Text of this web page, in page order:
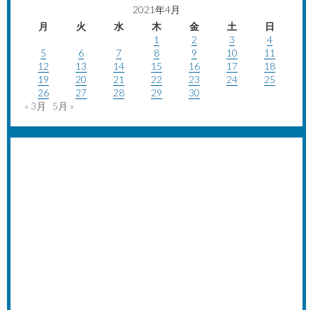
2021年4月
月
火 水 木 金 土
日
1
2 3
4
5
6 7 8 9 10
11
12
13 14 15 16 17
18
19
20 21 22 23 24
25
26
27 28 29
30
« 3月
5月 »